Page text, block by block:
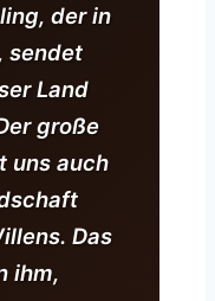
der in
sendet
Land
große
uns auch
Das
ihm,